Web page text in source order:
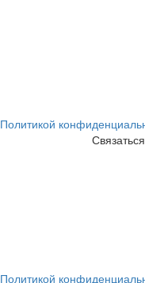
Политикой
Политикой